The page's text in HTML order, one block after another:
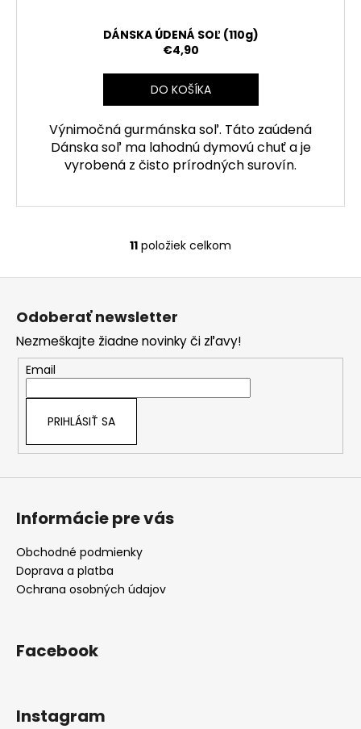
DÁNSKA ÚDENÁ SOĽ (110g)
€4,90
DO KOŠÍKA
Výnimočná gurmánska soľ. Táto zaúdená
Dánska soľ ma lahodnú dymovú chuť a je
vyrobená z čisto prírodných surovín.
O
v
a
c
i
e
v
y
11 položiek celkom
Z
Odoberať newsletter
Nezmeškajte žiadne novinky či zľavy!
Email
PRIHLÁSIŤ SA
Informácie pre vás
Obchodné podmienky
Doprava a platba
Ochrana osobných údajov
Facebook
Instagram